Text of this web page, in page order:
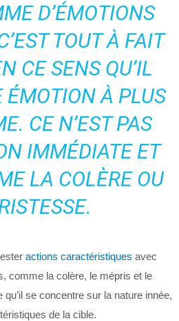
D’ÉMOTIONS
TOUT À FAIT
CE SENS QU’IL
ÉMOTION À PLUS
CE N’EST PAS
IMMÉDIATE ET
LA COLÈRE OU
actions caractéristiques avec
comme la colère, le mépris et le
qu’il se concentre sur la nature innée,
de la cible.